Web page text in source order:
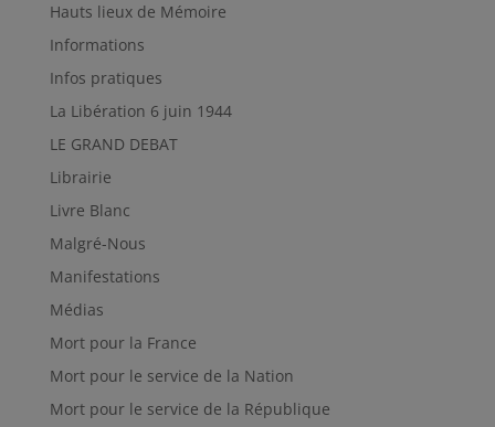
Hauts lieux de Mémoire
Informations
Infos pratiques
La Libération 6 juin 1944
LE GRAND DEBAT
Librairie
Livre Blanc
Malgré-Nous
Manifestations
Médias
Mort pour la France
Mort pour le service de la Nation
Mort pour le service de la République